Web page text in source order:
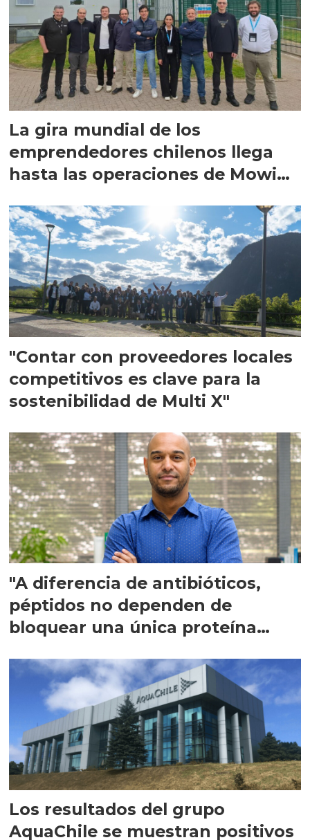
La gira mundial de los
emprendedores chilenos llega
hasta las operaciones de Mowi
"Contar con proveedores locales
competitivos es clave para la
sostenibilidad de Multi X"
"A diferencia de antibióticos,
péptidos no dependen de
bloquear una única proteína
Los resultados del grupo
AquaChile se muestran positivos